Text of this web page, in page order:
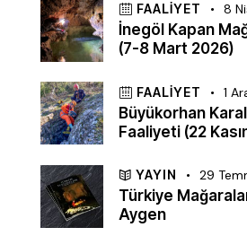
FAALIYET 8
İnegöl Kapan
(7-8 Mart 2026)
FAALIYET 1
Büyükorhan
Faaliyeti (22
YAYIN 29
Türkiye
Aygen